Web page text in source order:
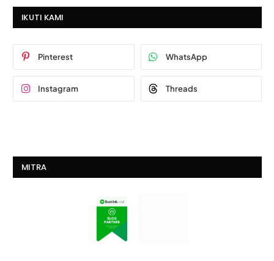
IKUTI KAMI
Pinterest WhatsApp
Instagram Threads
MITRA